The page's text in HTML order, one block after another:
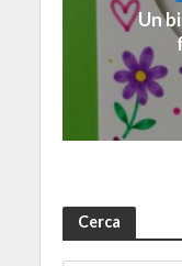
Un
Cerca